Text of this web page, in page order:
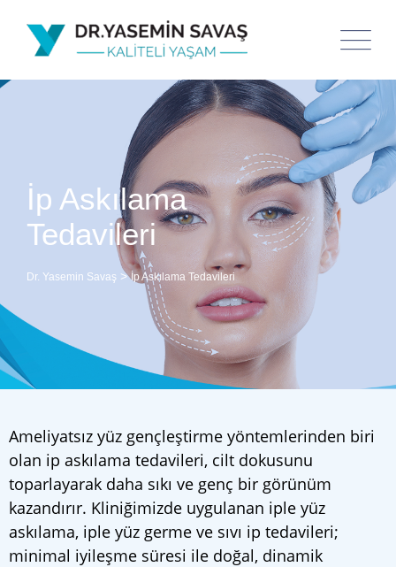
İp Askılama
Tedavileri
Dr. Yasemin Savaş >İp Askılama Tedavileri
Ameliyatsız yüz gençleştirme yöntemlerinden biri
olan ip askılama tedavileri, cilt dokusunu
toparlayarak daha sıkı ve genç bir görünüm
kazandırır. Kliniğimizde uygulanan iple yüz
askılama, iple yüz germe ve sıvı ip tedavileri;
minimal iyileşme süresi ile doğal, dinamik